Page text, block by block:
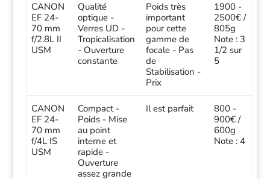
CANON
EF 24-
70 mm
f/2.8L II
USM
Qualité
optique -
Verres UD -
Tropicalisation
- Ouverture
constante
Poids très
important
pour cette
gamme de
focale - Pas
de
Stabilisation -
Prix
1900 -
2500€ /
805g
Note : 3
1/2 sur
5
CANON
EF 24-
70 mm
f/4L IS
USM
Compact -
Poids - Mise
au point
interne et
rapide -
Ouverture
assez grande
Il est parfait
800 -
900€ /
600g
Note : 4